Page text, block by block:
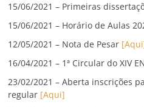
15/06/2021 – Primeiras
15/06/2021 – Horário de Aulas
12/05/2021 – Nota de Pesar
16/04/2021 – 1ª Circular do XIV
23/02/2021 – Aberta inscrições
regular [Aqui]